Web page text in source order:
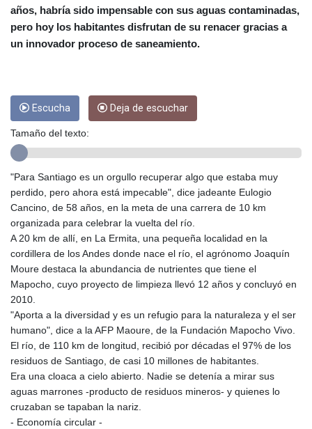
CUP 26.5
CVE 95.718223
EUR 0.867899
FJD 2.215399
FKP 0.743241
GBP 0.743355
GGP 0.743241
GHS 11.776297
GIP 0.743241
GMD 74.000443
8798.496547
GTQ 7.644462
GYD 209.601111
HKD 7.84505
HNL 26.852845
HRK 6.538402
años, habría sido impensable con sus aguas contaminadas,
pero hoy los habitantes disfrutan de su renacer gracias a
un innovador proceso de saneamiento.
Escucha Deja de escuchar
Tamaño del texto:
"Para Santiago es un orgullo recuperar algo que estaba muy
perdido, pero ahora está impecable", dice jadeante Eulogio
Cancino, de 58 años, en la meta de una carrera de 10 km
organizada para celebrar la vuelta del río.
A 20 km de allí, en La Ermita, una pequeña localidad en la
cordillera de los Andes donde nace el río, el agrónomo Joaquín
Moure destaca la abundancia de nutrientes que tiene el
Mapocho, cuyo proyecto de limpieza llevó 12 años y concluyó en
2010.
"Aporta a la diversidad y es un refugio para la naturaleza y el ser
humano", dice a la AFP Maoure, de la Fundación Mapocho Vivo.
El río, de 110 km de longitud, recibió por décadas el 97% de los
residuos de Santiago, de casi 10 millones de habitantes.
Era una cloaca a cielo abierto. Nadie se detenía a mirar sus
aguas marrones -producto de residuos mineros- y quienes lo
cruzaban se tapaban la nariz.
- Economía circular -